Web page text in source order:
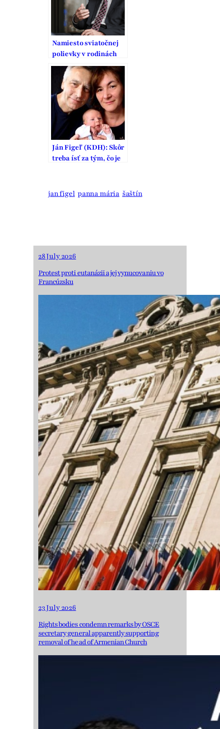
Namiesto sviatočnej
polievky v rodinách
konzumujú nechutnú
politickú
konfrontáciu a hoaxy
Ján Figeľ (KDH): Skôr
treba ísť za tým, čo je
jan figel panna mária šaštín
28 July 2026
Protest proti eutanázii a jej vynucovaniu vo
Francúzsku
23 July 2026
Rights bodies condemn remarks by OSCE
secretary general apparently supporting
removal of head of Armenian Church